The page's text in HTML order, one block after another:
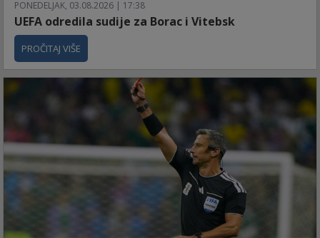
PONEDELJAK, 03.08.2026 | 17:38
UEFA odredila sudije za Borac i Vitebsk
PROČITAJ VIŠE